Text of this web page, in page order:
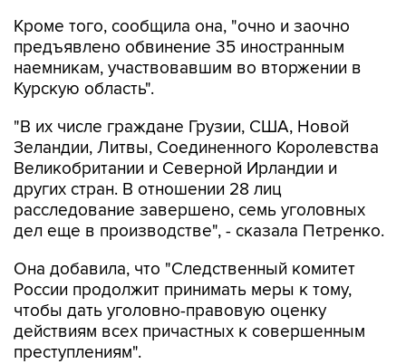
Кроме того, сообщила она, "очно и заочно
предъявлено обвинение 35 иностранным
наемникам, участвовавшим во вторжении в
Курскую область".
"В их числе граждане Грузии, США, Новой
Зеландии, Литвы, Соединенного Королевства
Великобритании и Северной Ирландии и
других стран. В отношении 28 лиц
расследование завершено, семь уголовных
дел еще в производстве", - сказала Петренко.
Она добавила, что "Cледственный комитет
России продолжит принимать меры к тому,
чтобы дать уголовно-правовую оценку
действиям всех причастных к совершенным
преступлениям".